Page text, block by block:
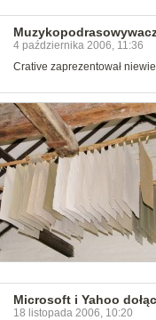
4 października 2006, 11:36
Crative zaprezentował
Microsoft i Yahoo
18 listopada 2006, 10:20